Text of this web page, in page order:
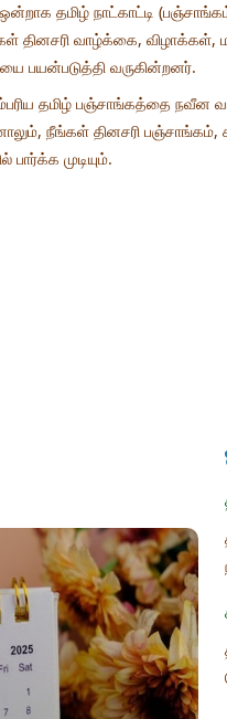
தமிழ் நாட்காட்டி
வாழ்க்கை, விழாக்கள்,
பயன்படுத்தி வருகின்றனர்.
தமிழ் பஞ்சாங்கத்தை நவீன
நீங்கள் தினசரி பஞ்சாங்கம்,
முடியும்.